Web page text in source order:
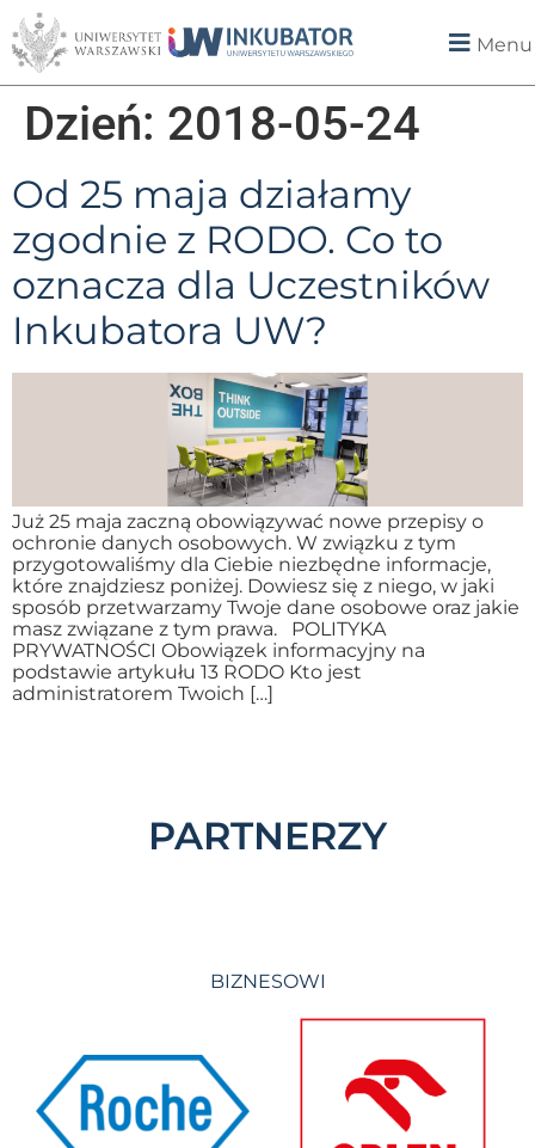
Menu
Dzień: 2018-05-24
Od 25 maja działamy
zgodnie z RODO. Co to
oznacza dla Uczestników
Inkubatora UW?
Już 25 maja zaczną obowiązywać nowe przepisy o
ochronie danych osobowych. W związku z tym
przygotowaliśmy dla Ciebie niezbędne informacje,
które znajdziesz poniżej. Dowiesz się z niego, w jaki
sposób przetwarzamy Twoje dane osobowe oraz jakie
masz związane z tym prawa. POLITYKA
PRYWATNOŚCI Obowiązek informacyjny na
podstawie artykułu 13 RODO Kto jest
administratorem Twoich […]
PARTNERZY
BIZNESOWI